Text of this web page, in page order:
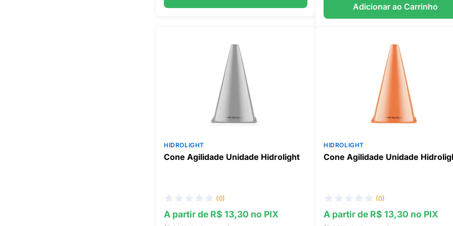
Adicionar ao Carrinho
HIDROLIGHT
Cone Agilidade Unidade Hidrolight
(0)
A partir de R$ 13,30 no PIX
HIDROLIGHT
Cone Agilidade Unidade
(0)
A partir de R$ 13,30 no PIX